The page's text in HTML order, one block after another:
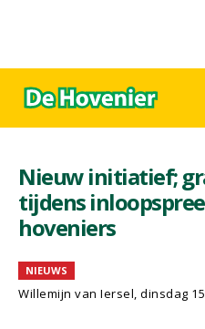
Nieuw initiatief;
tijdens
hoveniers
NIEUWS
Willemijn van Iersel, dinsdag